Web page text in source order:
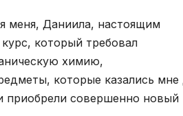
меня, Даниила, настоящим
который требовал
химию,
которые казались мне
приобрели совершенно новый